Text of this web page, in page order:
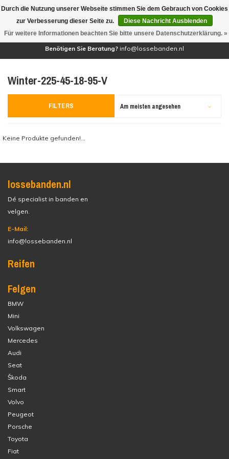
(0)
Benötigen Sie Beratung? info@lossebanden.nl
Winter-225-45-18-95-V
FILTERS Am meisten angesehen
Keine Produkte gefunden!...
lossebanden.nl
Dé specialist in banden en
velgen.
E-Mail:
info@lossebanden.nl
Reifen
Felgen
BMW
Mini
Volkswagen
Mercedes
Audi
Seat
Škoda
Smart
Volvo
Peugeot
Porsche
Toyota
Fiat
Durch die Nutzung unserer Webseite stimmen Sie dem Gebrauch von Cookies
zur Verbesserung dieser Seite zu.
Diese Nachricht Ausblenden
Für weitere Informationen beachten Sie bitte unsere Datenschutzerklärung. »